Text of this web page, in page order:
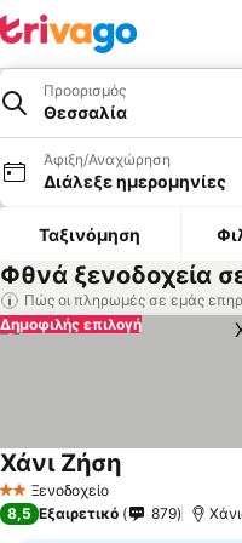
Προορισμός
Θεσσαλία
Άφιξη/Αναχώρηση
Διάλεξε ημερομηνίες
Ταξινόμηση
Φθνά ξενοδοχεία
Πώς οι πληρωμές σε εμάς
Δημοφιλής επιλογή
2 ΑστέριαΞενοδοχείο
Χάνι Ζήση
8,5 Εξαιρετικό 879